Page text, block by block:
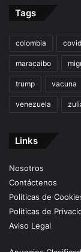
Tags
colombia covid
maracaibo
trump vacuna
venezuela
Links
Nosotros
Contáctenos
Políticas de
Políticas de
Aviso Legal